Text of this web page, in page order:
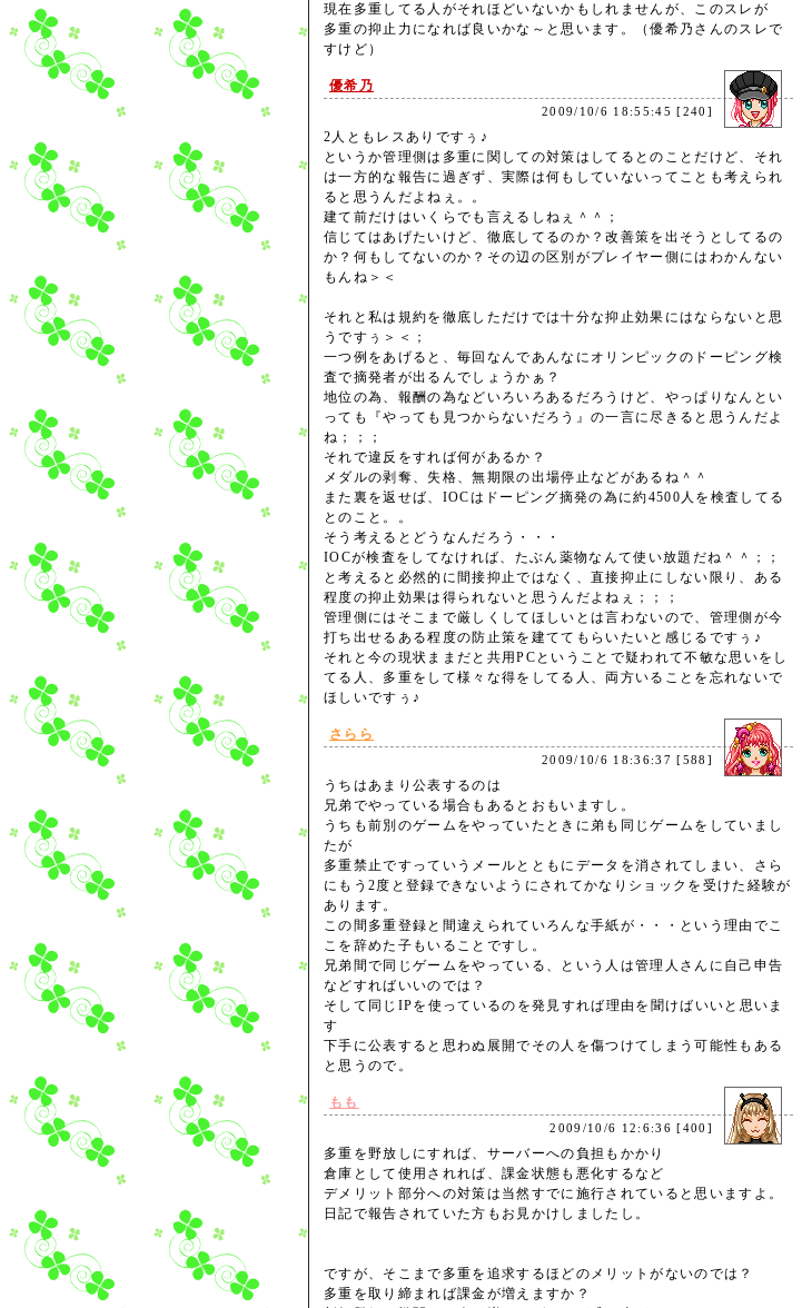
現在多重してる人がそれほどいないかもしれませんが、このスレが
多重の抑止力になれば良いかな～と思います。（優希乃さんのスレで
すけど）
優希乃
2009/10/6 18:55:45 [240]
2人ともレスありですぅ♪
というか管理側は多重に関しての対策はしてるとのことだけど、それ
は一方的な報告に過ぎず、実際は何もしていないってことも考えられ
ると思うんだよねぇ。。
建て前だけはいくらでも言えるしねぇ＾＾；
信じてはあげたいけど、徹底してるのか？改善策を出そうとしてるの
か？何もしてないのか？その辺の区別がプレイヤー側にはわかんない
もんね＞＜
それと私は規約を徹底しただけでは十分な抑止効果にはならないと思
うですぅ＞＜；
一つ例をあげると、毎回なんであんなにオリンピックのドーピング検
査で摘発者が出るんでしょうかぁ？
地位の為、報酬の為などいろいろあるだろうけど、やっぱりなんとい
っても『やっても見つからないだろう』の一言に尽きると思うんだよ
ね；；；
それで違反をすれば何があるか？
メダルの剥奪、失格、無期限の出場停止などがあるね＾＾
また裏を返せば、IOCはドーピング摘発の為に約4500人を検査してる
とのこと。。
そう考えるとどうなんだろう・・・
IOCが検査をしてなければ、たぶん薬物なんて使い放題だね＾＾；；
と考えると必然的に間接抑止ではなく、直接抑止にしない限り、ある
程度の抑止効果は得られないと思うんだよねぇ；；；
管理側にはそこまで厳しくしてほしいとは言わないので、管理側が今
打ち出せるある程度の防止策を建ててもらいたいと感じるですぅ♪
それと今の現状ままだと共用PCということで疑われて不敏な思いをし
てる人、多重をして様々な得をしてる人、両方いることを忘れないで
ほしいですぅ♪
さらら
2009/10/6 18:36:37 [588]
うちはあまり公表するのは
兄弟でやっている場合もあるとおもいますし。
うちも前別のゲームをやっていたときに弟も同じゲームをしていまし
たが
多重禁止ですっていうメールとともにデータを消されてしまい、さら
にもう2度と登録できないようにされてかなりショックを受けた経験が
あります。
この間多重登録と間違えられていろんな手紙が・・・という理由でこ
こを辞めた子もいることですし。
兄弟間で同じゲームをやっている、という人は管理人さんに自己申告
などすればいいのでは？
そして同じIPを使っているのを発見すれば理由を聞けばいいと思いま
す
下手に公表すると思わぬ展開でその人を傷つけてしまう可能性もある
と思うので。
もも
2009/10/6 12:6:36 [400]
多重を野放しにすれば、サーバーへの負担もかかり
倉庫として使用されれば、課金状態も悪化するなど
デメリット部分への対策は当然すでに施行されていると思いますよ。
日記で報告されていた方もお見かけしましたし。
ですが、そこまで多重を追求するほどのメリットがないのでは？
多重を取り締まれば課金が増えますか？